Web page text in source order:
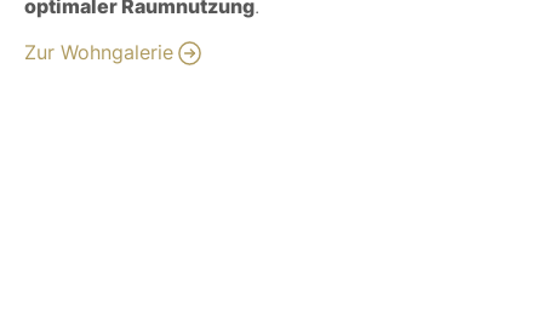
optimaler Raumnutzung.
Zur Wohngalerie